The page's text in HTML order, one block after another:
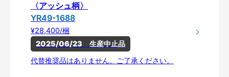
〈アッシュ柄〉
YR49-1688
¥28,400/梱
2025/06/23　生産中止品
代替推奨品はありません。ご了承ください。